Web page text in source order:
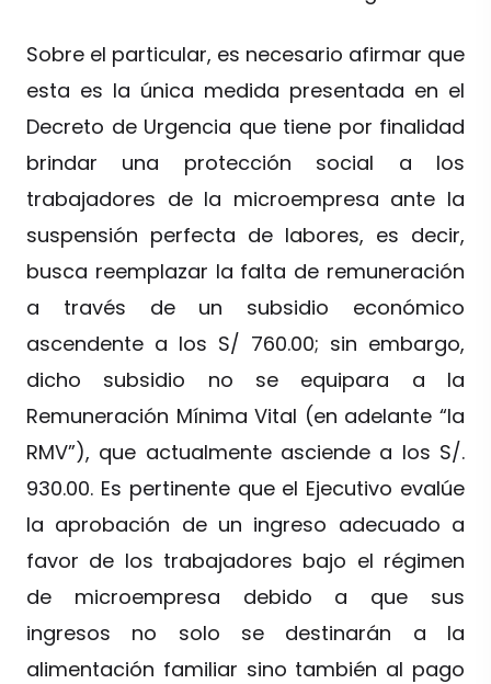
Sobre el particular, es necesario afirmar que
esta es la única medida presentada en el
Decreto de Urgencia que tiene por finalidad
brindar una protección social a los
trabajadores de la microempresa ante la
suspensión perfecta de labores, es decir,
busca reemplazar la falta de remuneración
a través de un subsidio económico
ascendente a los S/ 760.00; sin embargo,
dicho subsidio no se equipara a la
Remuneración Mínima Vital (en adelante “la
RMV”), que actualmente asciende a los S/.
930.00. Es pertinente que el Ejecutivo evalúe
la aprobación de un ingreso adecuado a
favor de los trabajadores bajo el régimen
de microempresa debido a que sus
ingresos no solo se destinarán a la
alimentación familiar sino también al pago